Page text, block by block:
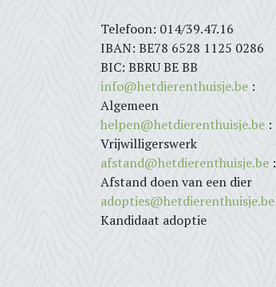
Telefoon: 014/39.47.16
IBAN: BE78 6528 1125 0286
BIC: BBRU BE BB
info@hetdierenthuisje.be :
Algemeen
helpen@hetdierenthuisje.be :
Vrijwilligerswerk
afstand@hetdierenthuisje.be :
Afstand doen van een dier
adopties@hetdierenthuisje.be
Kandidaat adoptie